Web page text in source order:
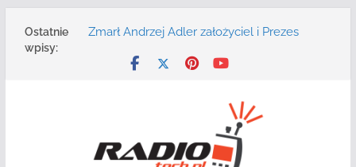
Ostatnie
wpisy:
Zmarł Andrzej Adler założyciel i Prezes
Radmor – największy polski producent
konferencję: „Bezpieczeństwo,
niezawodność i interoperacyjność
systemów teleinformatycznych”
Motorola Solutions oferuje agencjom